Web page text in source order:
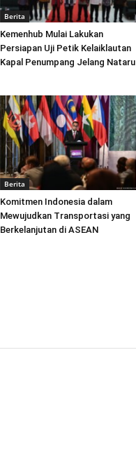
Berita
Kemenhub Mulai Lakukan
Persiapan Uji Petik Kelaiklautan
Kapal Penumpang Jelang Nataru
Berita
Komitmen Indonesia dalam
Mewujudkan Transportasi yang
Berkelanjutan di ASEAN